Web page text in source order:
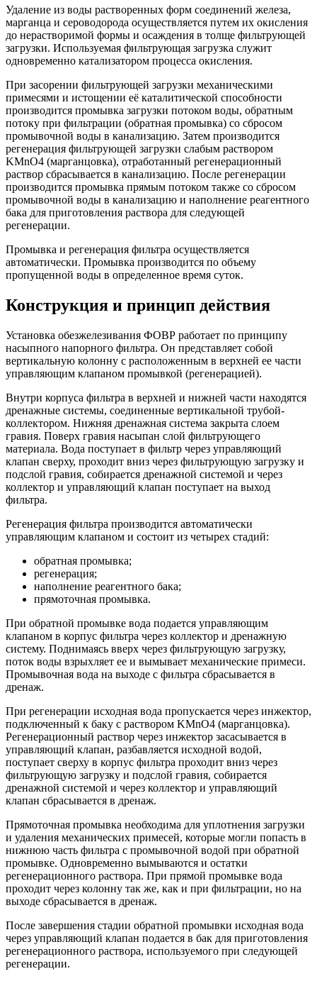
Удаление из воды растворенных форм соединений железа,
марганца и сероводорода осуществляется путем их окисления
до нерастворимой формы и осаждения в толще фильтрующей
загрузки. Используемая фильтрующая загрузка служит
одновременно катализатором процесса окисления.
При засорении фильтрующей загрузки механическими
примесями и истощении её каталитической способности
производится промывка загрузки потоком воды, обратным
потоку при фильтрации (обратная промывка) со сбросом
промывочной воды в канализацию. Затем производится
регенерация фильтрующей загрузки слабым раствором
KMnO4 (марганцовка), отработанный регенерационный
раствор сбрасывается в канализацию. После регенерации
производится промывка прямым потоком также со сбросом
промывочной воды в канализацию и наполнение реагентного
бака для приготовления раствора для следующей
регенерации.
Промывка и регенерация фильтра осуществляется
автоматически. Промывка производится по объему
пропущенной воды в определенное время суток.
Конструкция и принцип действия
Установка обезжелезивания ФОВР работает по принципу
насыпного напорного фильтра. Он представляет собой
вертикальную колонну с расположенным в верхней ее части
управляющим клапаном промывкой (регенерацией).
Внутри корпуса фильтра в верхней и нижней части находятся
дренажные системы, соединенные вертикальной трубой-
коллектором. Нижняя дренажная система закрыта слоем
гравия. Поверх гравия насыпан слой фильтрующего
материала. Вода поступает в фильтр через управляющий
клапан сверху, проходит вниз через фильтрующую загрузку и
подслой гравия, собирается дренажной системой и через
коллектор и управляющий клапан поступает на выход
фильтра.
Регенерация фильтра производится автоматически
управляющим клапаном и состоит из четырех стадий:
обратная промывка;
регенерация;
наполнение реагентного бака;
прямоточная промывка.
При обратной промывке вода подается управляющим
клапаном в корпус фильтра через коллектор и дренажную
систему. Поднимаясь вверх через фильтрующую загрузку,
поток воды взрыхляет ее и вымывает механические примеси.
Промывочная вода на выходе с фильтра сбрасывается в
дренаж.
При регенерации исходная вода пропускается через инжектор,
подключенный к баку с раствором KMnO4 (марганцовка).
Регенерационный раствор через инжектор засасывается в
управляющий клапан, разбавляется исходной водой,
поступает сверху в корпус фильтра проходит вниз через
фильтрующую загрузку и подслой гравия, собирается
дренажной системой и через коллектор и управляющий
клапан сбрасывается в дренаж.
Прямоточная промывка необходима для уплотнения загрузки
и удаления механических примесей, которые могли попасть в
нижнюю часть фильтра с промывочной водой при обратной
промывке. Одновременно вымываются и остатки
регенерационного раствора. При прямой промывке вода
проходит через колонну так же, как и при фильтрации, но на
выходе сбрасывается в дренаж.
После завершения стадии обратной промывки исходная вода
через управляющий клапан подается в бак для приготовления
регенерационного раствора, используемого при следующей
регенерации.